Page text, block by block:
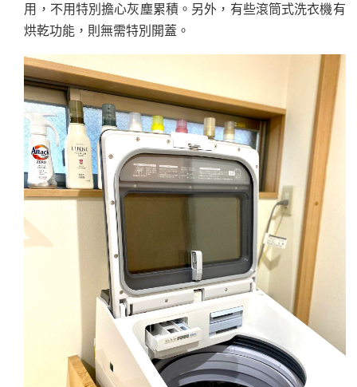
用，不用特別擔心灰塵累積。另外，有些滾筒式洗衣機有
烘乾功能，則無需特別開蓋。